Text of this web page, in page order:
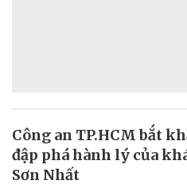
Công an TP.HCM bắt
đập phá hành lý của
Sơn Nhất